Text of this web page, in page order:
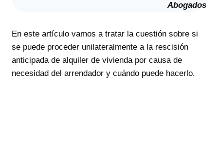
Abogados
En este artículo vamos a tratar la cuestión sobre si
se puede proceder unilateralmente a la rescisión
anticipada de alquiler de vivienda por causa de
necesidad del arrendador y cuándo puede hacerlo.
Rescisión anticipada de alquiler